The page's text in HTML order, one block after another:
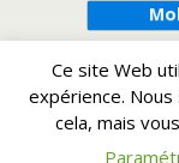
Ce site Web
expérience.
cela, mais